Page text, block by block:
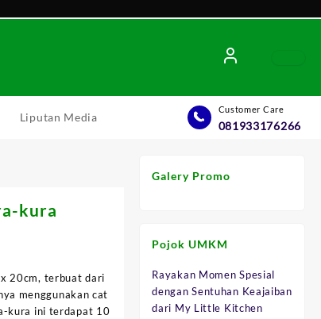
Liputan Media
Customer Care
081933176266
kura
20cm, terbuat dari
menggunakan cat
kura ini terdapat 10
Galery Promo
Pojok UMKM
Rayakan Momen Spesial
dengan Sentuhan Keajaiban
dari My Little Kitchen